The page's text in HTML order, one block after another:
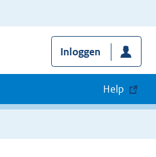
Inloggen
Help